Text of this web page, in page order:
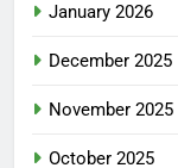
January 2026
December 2025
November 2025
October 2025